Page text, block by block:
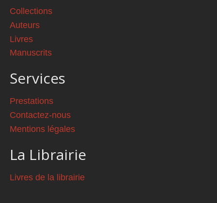
Collections
Auteurs
Livres
Manuscrits
Services
Prestations
Contactez-nous
Mentions légales
La Librairie
Livres de la librairie